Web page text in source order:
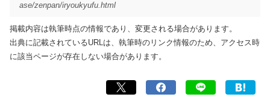
ase/zenpan/iryoukyufu.html
掲載内容は執筆時点の情報であり、変更される場合があります。
出典に記載されているURLは、執筆時のリンク情報のため、アクセス時
に該当ページが存在しない場合があります。